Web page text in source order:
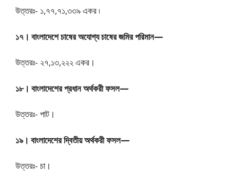
উত্তরঃ- ১,৭৭,৭১,৩৩৯ একর ৷
১৭। বাংলাদেশে চাষের অযোগ্য চাষের জমির পরিমান—
উত্তরঃ- ২৭,১৩,২২২ একর।
১৮। বাংলাদেশের প্রধান অর্থকরী ফসল—
উত্তরঃ- পাট।
১৯। বাংলাদেশের দ্বিতীয় অর্থকরী ফসল—
উত্তরঃ- চা।